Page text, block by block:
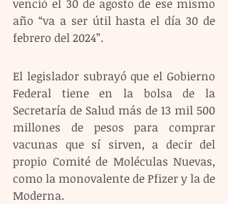
venció el 30 de agosto de ese mismo
año “va a ser útil hasta el día 30 de
febrero del 2024”.
El legislador subrayó que el Gobierno
Federal tiene en la bolsa de la
Secretaría de Salud más de 13 mil 500
millones de pesos para comprar
vacunas que sí sirven, a decir del
propio Comité de Moléculas Nuevas,
como la monovalente de Pfizer y la de
Moderna.